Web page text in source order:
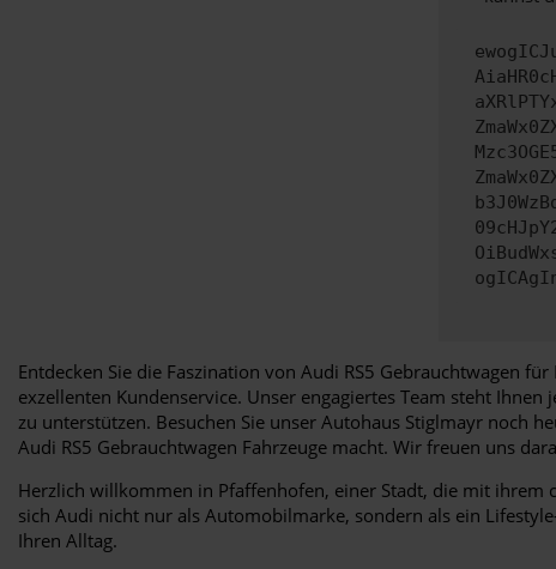
Entdecken Sie die Faszination von Audi RS5 Gebrauchtwagen
exzellenten Kundenservice. Unser engagiertes Team steht
zu unterstützen. Besuchen Sie unser Autohaus Stiglmayr noch
Audi RS5 Gebrauchtwagen Fahrzeuge macht. Wir freuen uns
Herzlich willkommen in Pfaffenhofen, einer Stadt, die mit
sich Audi nicht nur als Automobilmarke, sondern als ein
Ihren Alltag.